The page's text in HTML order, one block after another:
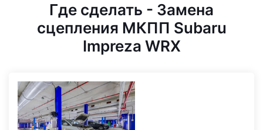
Где сделать - Замена
сцепления МКПП Subaru
Impreza WRX